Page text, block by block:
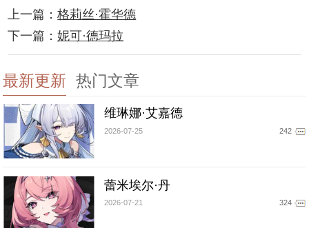
上一篇：格莉丝·霍华德
下一篇：妮可·德玛拉
最新更新 热门文章
维琳娜·艾嘉德
2026-07-25 242
蕾米埃尔·丹
2026-07-21 324